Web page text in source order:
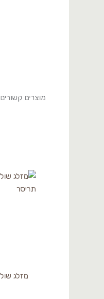
מוצרים קשורים